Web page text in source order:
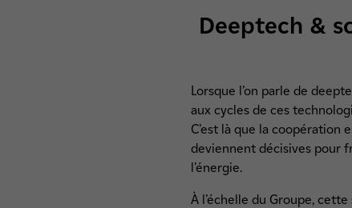
Deeptech &
Lorsque l’on parle de
aux cycles de ces
C’est là que la
deviennent décisives pour
l’énergie.
À l’échelle du Groupe,